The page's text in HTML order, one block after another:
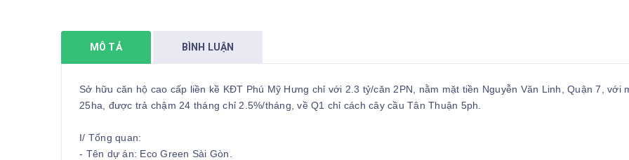
MÔ TẢ BÌNH LUẬN
Sở hữu căn hộ cao cấp liền kề KĐT Phú Mỹ Hưng chỉ với 2.3 tỷ/căn 2PN, nằm mặt tiền Nguyễn Văn Linh, Quận 7, với
25ha, được trả chậm 24 tháng chỉ 2.5%/tháng, về Q1 chỉ cách cây cầu Tân Thuận 5ph.
I/ Tổng quan:
- Tên dự án: Eco Green Sài Gòn.